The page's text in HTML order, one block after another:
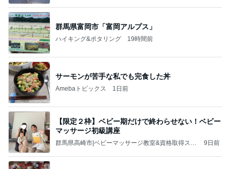
群馬県富岡市「富岡アルプス」
ハイキング&ポタリング 19時間前
サーモンが苦手な私でも完食した丼
Amebaトピックス 1日前
【限定２枠】ベビー期だけで終わらせない！ベビー
マッサージ初級講座
群馬県高崎市|ベビーマッサージ教室&資格取得スク
9日前